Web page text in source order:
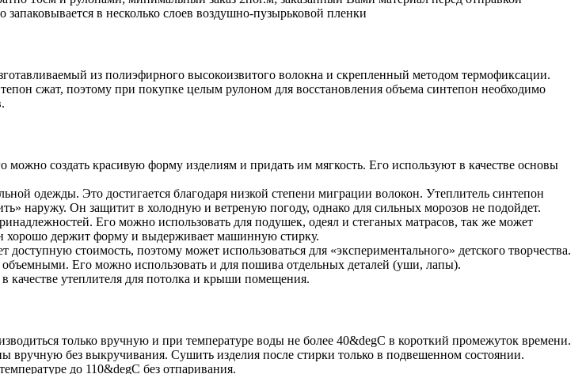
в несколько слоев воздушно-пузырьковой пленки
из полиэфирного высокоизвитого волокна и скрепленный методом термофиксации.
сжат, поэтому при покупке целым рулоном для восстановления объема синтепон необходимо
создать красивую форму изделиям и придать им мягкость. Его используют в качестве основы
одежды. Это достигается благодаря низкой степени миграции волокон. Утеплитель синтепон
наружу. Он защитит в холодную и ветреную погоду, однако для сильных морозов не подойдет.
Его можно использовать для подушек, одеял и стеганых матрасов, так же может
хорошо держит форму и выдерживает машинную стирку.
стоимость, поэтому может использоваться для «экспериментального» детского творчества.
Его можно использовать и для пошива отдельных деталей (уши, лапы).
качестве утеплителя для потолка и крыши помещения.
только вручную и при температуре воды не более 40&degC в короткий промежуток времени.
вручную без выкручивания. Сушить изделия после стирки только в подвешенном состоянии.
до 110&degC без отпаривания.